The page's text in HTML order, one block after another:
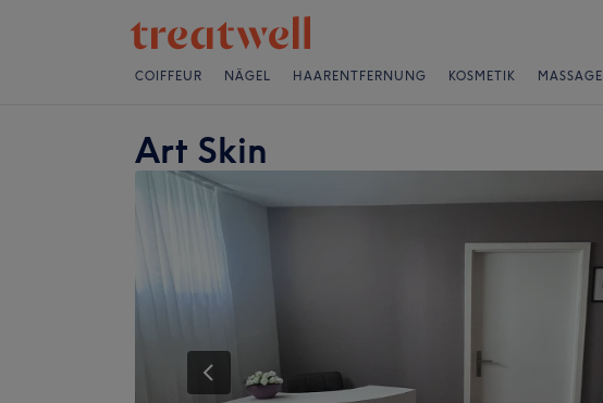
COIFFEUR NÄGEL HAARENTFERNUNG KOSMETIK MASSAGE
Art Skin